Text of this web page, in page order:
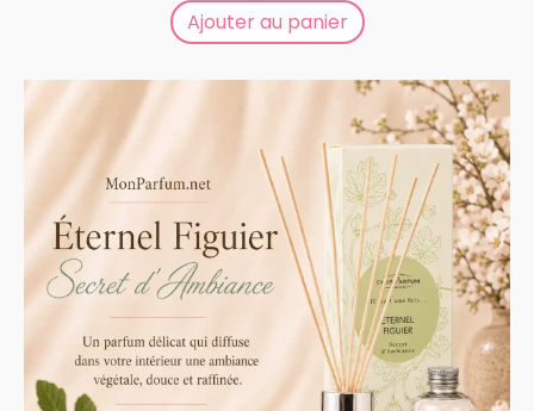
Ajouter au panier